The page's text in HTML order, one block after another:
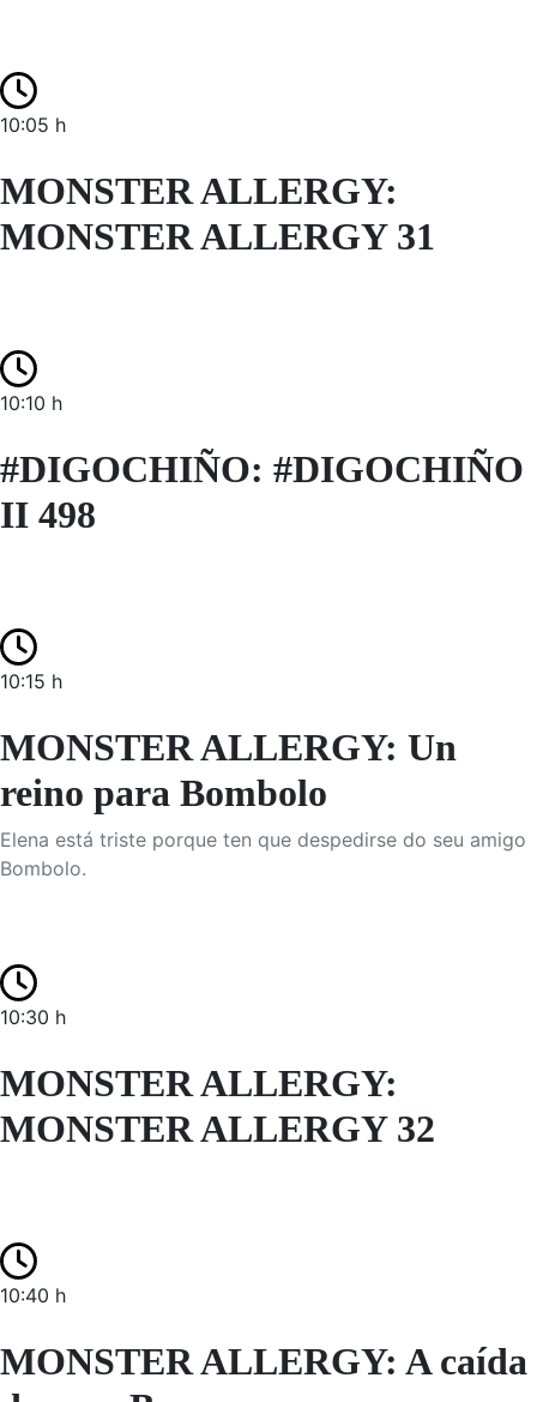
10:05 h
MONSTER ALLERGY:
MONSTER ALLERGY 31
10:10 h
#DIGOCHIÑO: #DIGOCHIÑO
II 498
10:15 h
MONSTER ALLERGY: Un
reino para Bombolo
Elena está triste porque ten que despedirse do seu amigo
Bombolo.
10:30 h
MONSTER ALLERGY:
MONSTER ALLERGY 32
10:40 h
MONSTER ALLERGY: A caída